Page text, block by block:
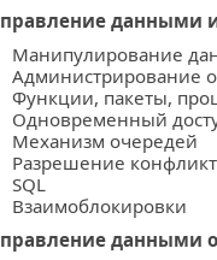
данными
Манипулирование
Администрирование
Функции, пакеты,
Одновременный
Механизм очередей
Разрешение
SQL
Взаимоблокировки
данными